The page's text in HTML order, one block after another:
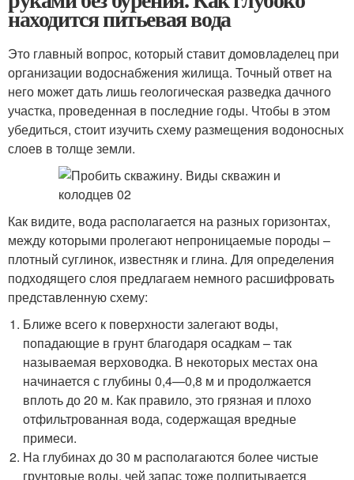
находится питьевая вода
Это главный вопрос, который ставит домовладелец при
организации водоснабжения жилища. Точный ответ на
него может дать лишь геологическая разведка дачного
участка, проведенная в последние годы. Чтобы в этом
убедиться, стоит изучить схему размещения водоносных
слоев в толще земли.
Как видите, вода располагается на разных горизонтах,
между которыми пролегают непроницаемые породы –
плотный суглинок, известняк и глина. Для определения
подходящего слоя предлагаем немного расшифровать
представленную схему:
Ближе всего к поверхности залегают воды,
попадающие в грунт благодаря осадкам – так
называемая верховодка. В некоторых местах она
начинается с глубины 0,4—0,8 м и продолжается
вплоть до 20 м. Как правило, это грязная и плохо
отфильтрованная вода, содержащая вредные
примеси.
На глубинах до 30 м располагаются более чистые
грунтовые воды, чей запас тоже подпитывается